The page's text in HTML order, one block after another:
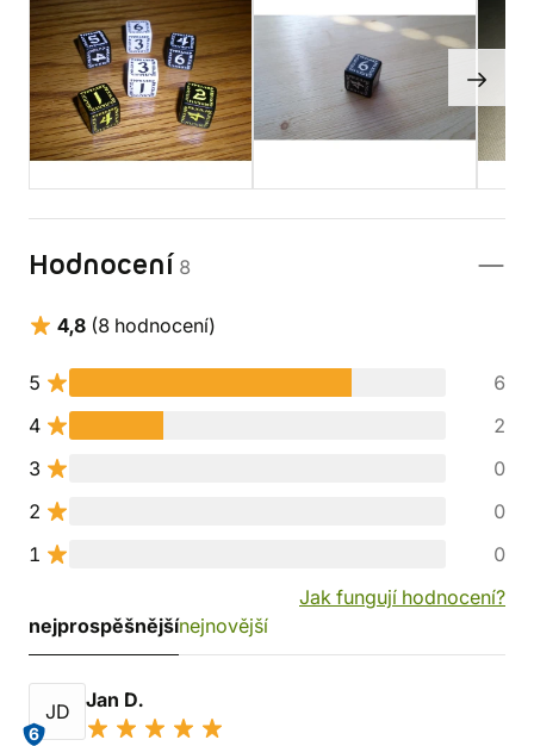
Hodnocení 8
4,8 (8 hodnocení)
5
6
4
2
3
0
2
0
1
0
Jak fungují hodnocení?
nejprospěšnějšínejnovější
JD
6
Jan D.